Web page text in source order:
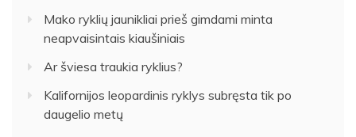
Mako ryklių jaunikliai prieš gimdami minta
neapvaisintais kiaušiniais
Ar šviesa traukia ryklius?
Kalifornijos leopardinis ryklys subręsta tik po
daugelio metų